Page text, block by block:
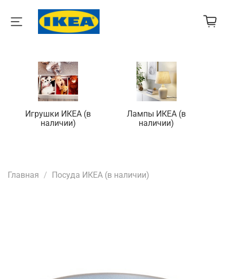
Игрушки ИКЕА (в
наличии)
Лампы ИКЕА (в
наличии)
Главная Посуда ИКЕА (в наличии)